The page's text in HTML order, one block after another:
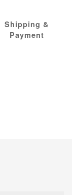
Shipping &
Payment